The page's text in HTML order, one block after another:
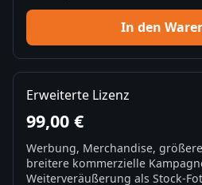
In den
Erweiterte Lizenz
99,00 €
Werbung, Merchandise,
breitere kommerzielle
Weiterveräußerung als Stock-